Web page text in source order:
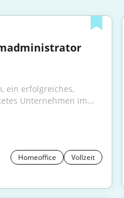
ein erfolgreiches,
Unternehmen im...
Homeoffice Vollzeit